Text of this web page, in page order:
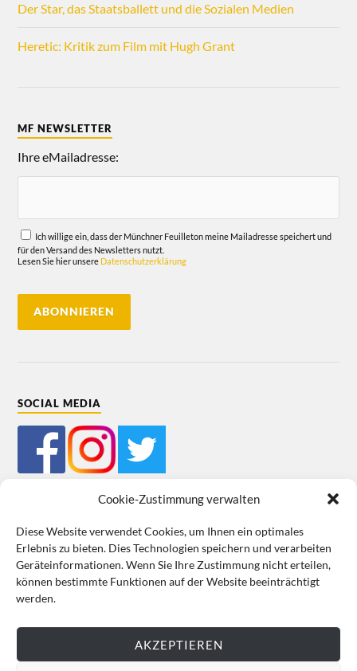
Cookie-Zustimmung verwalten
Diese Website verwendet Cookies, um Ihnen ein optimales
Erlebnis zu bieten. Dies Technologien speichern und verarbeiten
Geräteinformationen. Wenn Sie Ihre Zustimmung nicht erteilen,
können bestimmte Funktionen auf der Website beeinträchtigt
werden.
AKZEPTIEREN
Der Star, das Staatsballett und die Sozialen Medien
Heretic: Kritik zum Film mit Hugh Grant
MF NEWSLETTER
Ihre eMailadresse:
Ich willige ein, dass der Münchner Feuilleton meine Mailadresse speichert und
für den Versand des Newsletters nutzt.
Lesen Sie hier unsere Datenschutzerklärung
SOCIAL MEDIA
Mein Bestellkonto Kundeninformationen Datenschutz
Cookie-Richtlinie (EU) Impressum
VERTRAG WIDERRUFEN